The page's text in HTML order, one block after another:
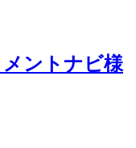
ントナビ様